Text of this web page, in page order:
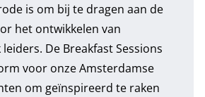
is om bij te dragen aan de
het ontwikkelen van
De Breakfast Sessions
voor onze Amsterdamse
om geïnspireerd te raken